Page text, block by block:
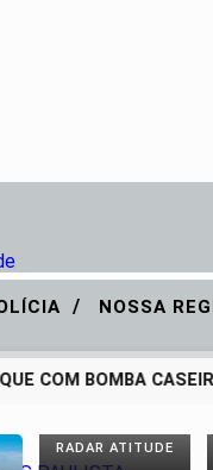
/ NOSSA
COM BOMBA CASEIRA
RADAR ATITUDE